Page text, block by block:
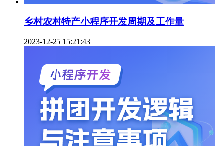
乡村农村特产小程序开发周期及工作量
2023-12-25 15:21:43